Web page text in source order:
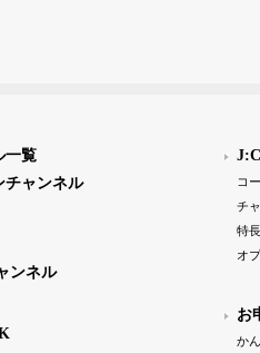
一覧
チャンネル
ンネル
コ
チ
特長
オ
お
か